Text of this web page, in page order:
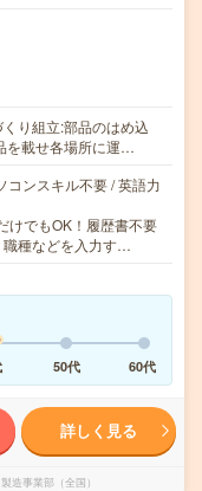
り組立:部品のはめ込
を載せ各場所に運…
コンスキル不要 / 英語力
けでもOK！履歴書不要
種などを入力す…
50代 60代
詳しく見る
造事業部（全国）